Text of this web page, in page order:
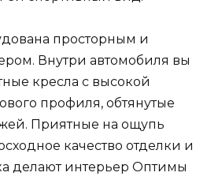
просторным и
Внутри автомобиля вы
кресла с высокой
профиля, обтянутые
Приятные на ощупь
качество отделки и
делают интерьер Оптимы